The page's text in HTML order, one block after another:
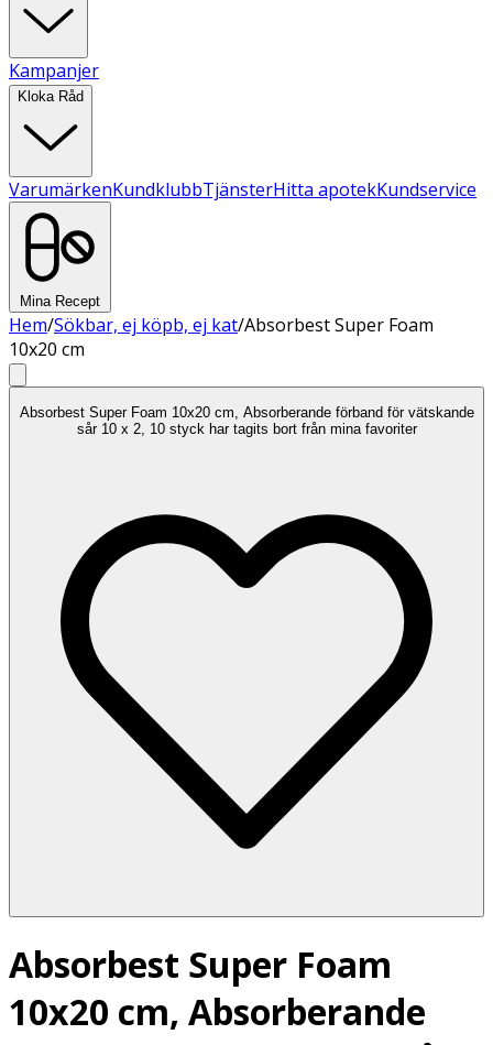
Kampanjer
Kloka Råd
VarumärkenKundklubbTjänsterHitta apotekKundservice
Mina Recept
Hem/Sökbar, ej köpb, ej kat/Absorbest Super Foam
10x20 cm
Absorbest Super Foam 10x20 cm, Absorberande förband för vätskande
sår 10 x 2, 10 styck har tagits bort från mina favoriter
Absorbest Super Foam
10x20 cm, Absorberande